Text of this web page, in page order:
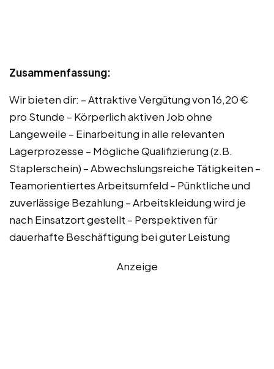
Zusammenfassung:
Wir bieten dir: – Attraktive Vergütung von 16,20 €
pro Stunde – Körperlich aktiven Job ohne
Langeweile – Einarbeitung in alle relevanten
Lagerprozesse – Mögliche Qualifizierung (z.B.
Staplerschein) – Abwechslungsreiche Tätigkeiten –
Teamorientiertes Arbeitsumfeld – Pünktliche und
zuverlässige Bezahlung – Arbeitskleidung wird je
nach Einsatzort gestellt – Perspektiven für
dauerhafte Beschäftigung bei guter Leistung
Anzeige